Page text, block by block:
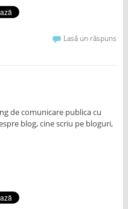
Lasă un răspuns
de comunicare publica cu
blog, cine scriu pe bloguri,